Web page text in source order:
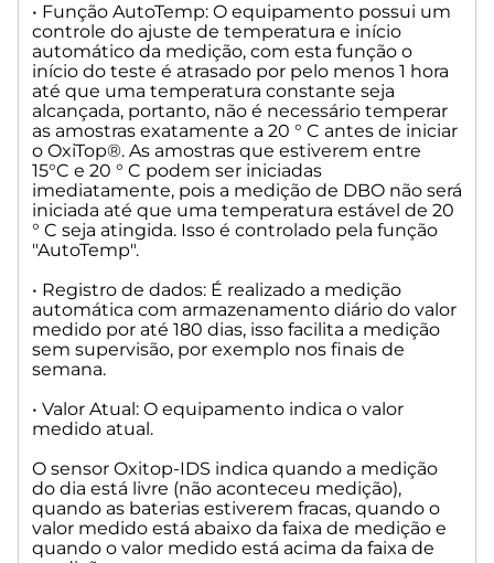
Características Técnicas do sensor de pressão (cabeça de
medição):
• Princípio de Medição: Respirométrico (manométrico)
• Operação e Transmissão dos dados por Wireless
• Faixa de Pressão (hPa): 500 a 1250
• Duração de dias do teste: Selecionável de 0,5 a 180 dias
• Salva até 360 valores de medição
• Volume de amostra (ml): Selecionável 22,7; 43,5; 97,0; 164;
250; 365; 432.
• Faixa de Medição de DBO: 0 a 400.000 mg/L
• Display: LCD Gráfico, com luz de fundo
• LED Indicador: RGB
• Bateria: 1 x CR 4250
Características técnicas do sistema de agitação IS 6:
• Alimentação: Fonte de Alimentação com entradas
Européia, US, UK e Australiana: Friwo FW7556/24. Entrada:
• Consumo: máximo 24 VA
• Velocidade de Agitação: 180 ... 450 min-1, controlado
automaticamente
• Classe de Proteção do Instrumento: Classe de Proteção 3,
EN 61010-1; Classe de Proteção IP 30
• Função AutoTemp: O equipamento possui um
controle do ajuste de temperatura e início
automático da medição, com esta função o
início do teste é atrasado por pelo menos 1 hora
até que uma temperatura constante seja
alcançada, portanto, não é necessário temperar
as amostras exatamente a 20 ° C antes de iniciar
o OxiTop®. As amostras que estiverem entre
15°C e 20 ° C podem ser iniciadas
imediatamente, pois a medição de DBO não será
iniciada até que uma temperatura estável de 20
° C seja atingida. Isso é controlado pela função
"AutoTemp".
• Registro de dados: É realizado a medição
automática com armazenamento diário do valor
medido por até 180 dias, isso facilita a medição
sem supervisão, por exemplo nos finais de
semana.
• Valor Atual: O equipamento indica o valor
medido atual.
O sensor Oxitop-IDS indica quando a medição
do dia está livre (não aconteceu medição),
quando as baterias estiverem fracas, quando o
valor medido está abaixo da faixa de medição e
quando o valor medido está acima da faixa de